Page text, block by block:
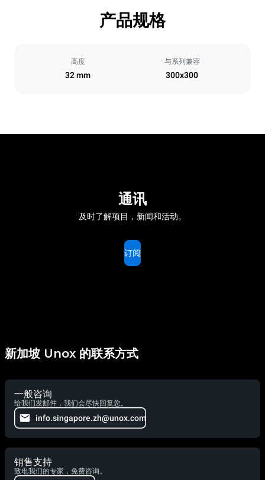
产品规格
高度
32 mm
与系列兼容
300x300
通讯
及时了解项目，新闻和活动。
订阅
新加坡 Unox 的联系方式
一般咨询
给我们发邮件，我们会尽快回复您。
info.singapore.zh@unox.com
销售支持
致电我们的专家，免费咨询。